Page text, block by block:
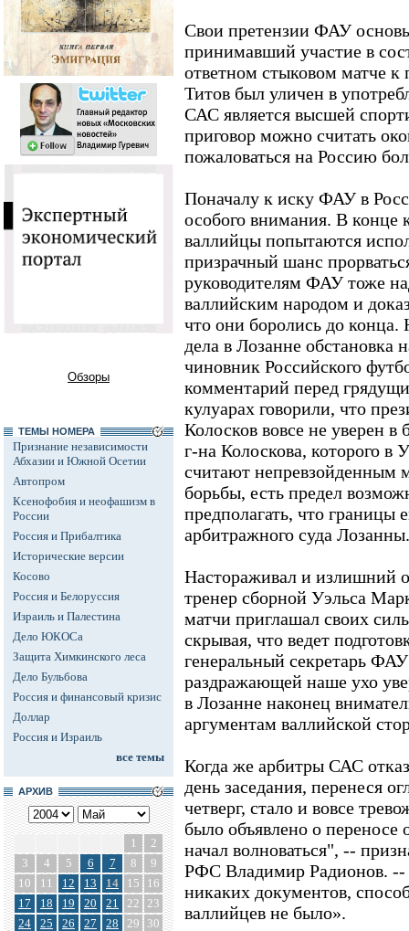
Обзоры
ТЕМЫ НОМЕРА
Признание независимости
Абхазии и Южной Осетии
Автопром
Ксенофобия и неофашизм в
России
Россия и Прибалтика
Исторические версии
Косово
Россия и Белоруссия
Израиль и Палестина
Дело ЮКОСа
Защита Химкинского леса
Дело Бульбова
Россия и финансовый кризис
Доллар
Россия и Израиль
все темы
АРХИВ
1
2
3
4 5 6 7 8
9
10
11 12 13 14 15
16
17
18 19 20 21 22 23
24
25 26 27 28 29
30
Свои претензии ФАУ
принимавший участие в
ответном стыковом матче к
Титов был уличен в
САС является высшей
приговор можно считать
пожаловаться на Россию
Поначалу к иску ФАУ в
особого внимания. В конце
валлийцы попытаются
призрачный шанс
руководителям ФАУ тоже
валлийским народом и
что они боролись до
дела в Лозанне обстановка
чиновник Российского
комментарий перед
кулуарах говорили, что
Колосков вовсе не уверен
г-на Колоскова, которого
считают непревзойденным
борьбы, есть предел
предполагать, что границы
арбитражного суда Лозанны.
Настораживал и излишний
тренер сборной Уэльса
матчи приглашал своих
скрывая, что ведет
генеральный секретарь
раздражающей наше ухо
в Лозанне наконец
аргументам валлийской
Когда же арбитры САС
день заседания, перенеся
четверг, стало и вовсе
было объявлено о переносе
начал волноваться", --
РФС Владимир Радионов.
никаких документов,
валлийцев не было».